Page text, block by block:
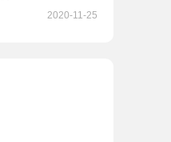
2020-11-25